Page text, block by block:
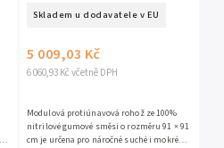
Skladem u dodavatele v EU
6 060,93 Kč včetně DPH
5 009,03 Kč
Modulová protiúnavová rohož ze 100%
nitrilové gumové směsi o rozměru 91 × 91
cm je určena pro náročné suché i mokré